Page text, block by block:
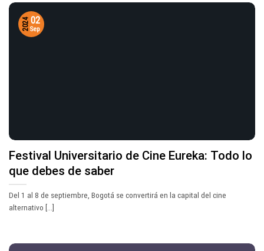
Festival Universitario de Cine Eureka: Todo lo
que debes de saber
Del 1 al 8 de septiembre, Bogotá se convertirá en la capital del cine
alternativo [...]
02
Sep
2024